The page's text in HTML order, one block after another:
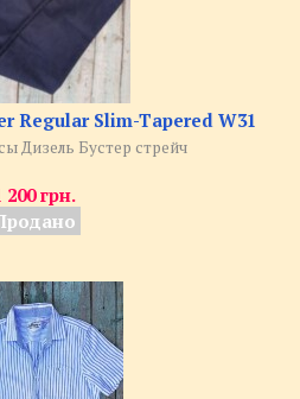
Regular Slim-Tapered W31
Дизель Бустер стрейч
200 грн.